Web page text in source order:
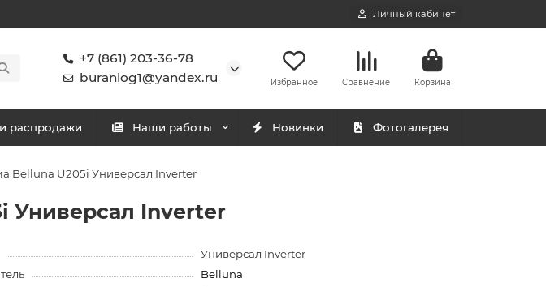
Личный кабинет
+7 (861) 203-36-78
buranlog1@yandex.ru
Избранное Сравнение Корзина
распродажи Наши работы Новинки Фотогалерея
Belluna U205i Универсал Inverter
Универсал Inverter
Универсал Inverter
Belluna